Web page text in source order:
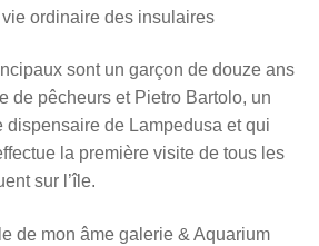
ordinaire des insulaires
sont un garçon de douze ans
de pêcheurs et Pietro Bartolo, un
dispensaire de Lampedusa et qui
la première visite de tous les
sur l’île.
de mon âme galerie & Aquarium